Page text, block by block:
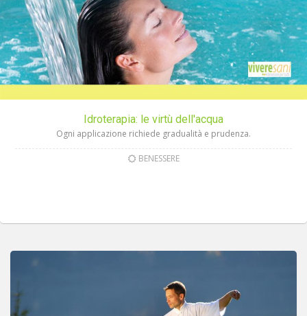
Idroterapia: le virtù dell'acqua
Ogni applicazione richiede gradualità e prudenza.
BENESSERE